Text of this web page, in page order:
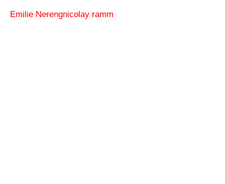
Emilie Nerengnicolay ramm